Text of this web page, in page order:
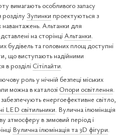
вимагають особливого запасу
розділу Зупинки проектуються з
Альтанки для
на сторінціАльтанки.
будівель та головних площ доступні
що виступають надійними
в розділі Сітілайти.
роль у нічній безпеці міських
можна в каталозі Опори освітлення.
енергоефективне світло,
LED світильники. Вулична ілюмінація
атмосферу в зимовий період і
Вулична ілюмінація та 3D фігури.